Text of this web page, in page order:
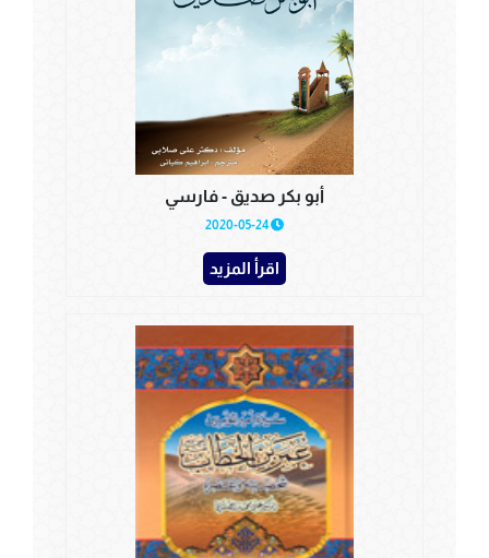
أبو بكر صديق - فارسي
2020-05-24
اقرأ المزيد